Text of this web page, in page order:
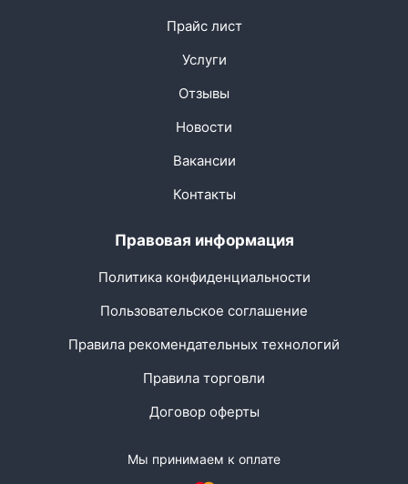
Прайс лист
Услуги
Отзывы
Новости
Вакансии
Контакты
Правовая информация
Политика конфиденциальности
Пользовательское соглашение
Правила рекомендательных технологий
Правила торговли
Договор оферты
Мы принимаем к оплате